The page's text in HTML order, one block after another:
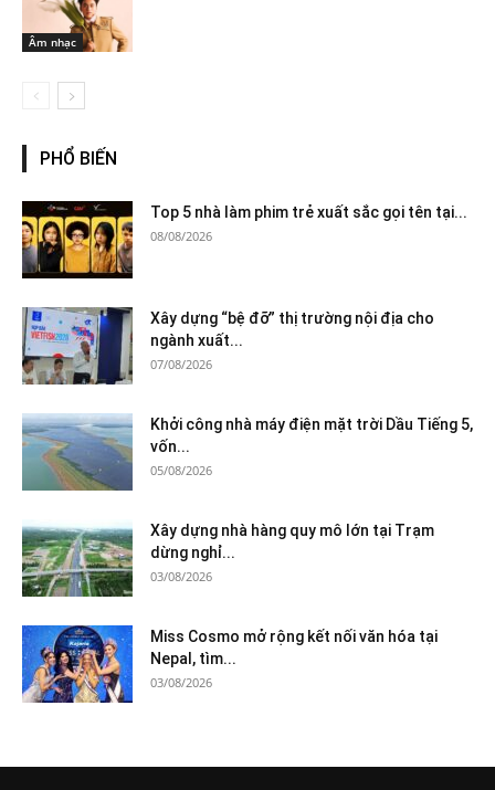
Âm nhạc
PHỔ BIẾN
Top 5 nhà làm phim trẻ xuất sắc gọi tên tại...
08/08/2026
Xây dựng “bệ đỡ” thị trường nội địa cho
ngành xuất...
07/08/2026
Khởi công nhà máy điện mặt trời Dầu Tiếng 5,
vốn...
05/08/2026
Xây dựng nhà hàng quy mô lớn tại Trạm
dừng nghỉ...
03/08/2026
Miss Cosmo mở rộng kết nối văn hóa tại
Nepal, tìm...
03/08/2026